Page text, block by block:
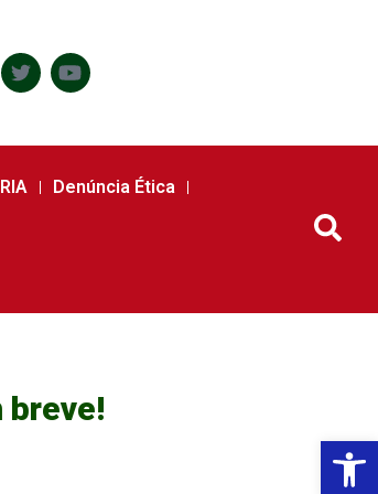
Denúncia Ética
breve!